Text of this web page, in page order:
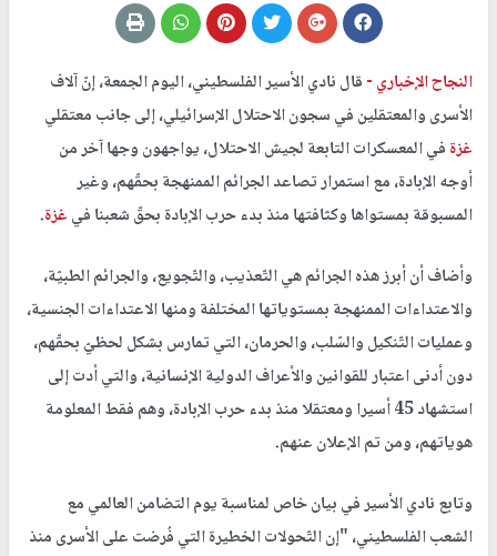
النجاح الإخباري -قال نادي الأسير الفلسطيني، اليوم الجمعة، إنّ آلاف
الأسرى والمعتقلين في سجون الاحتلال الإسرائيلي، إلى جانب معتقلي
غزةفي المعسكرات التابعة لجيش الاحتلال، يواجهون وجها آخر من
أوجه الإبادة، مع استمرار تصاعد الجرائم الممنهجة بحقّهم، وغير
المسبوقة بمستواها وكثافتها منذ بدء حرب الإبادة بحقّ شعبنا فيغزة.
وأضاف أن أبرز هذه الجرائم هي التّعذيب، والتّجويع، والجرائم الطبيّة،
والاعتداءات الممنهجة بمستوياتها المختلفة ومنها الاعتداءات الجنسية،
وعمليات التّنكيل والسّلب، والحرمان، التي تمارس بشكل لحظيّ بحقّهم،
دون أدنى اعتبار للقوانين والأعراف الدولية الإنسانية، والتي أدت إلى
استشهاد 45 أسيرا ومعتقلا منذ بدء حرب الإبادة، وهم فقط المعلومة
هوياتهم، ومن تم الإعلان عنهم.
وتابع نادي الأسير في بيان خاص لمناسبة يوم التضامن العالمي مع
الشعب الفلسطيني، "إن التّحولات الخطيرة التي فُرضت على الأسرى منذ